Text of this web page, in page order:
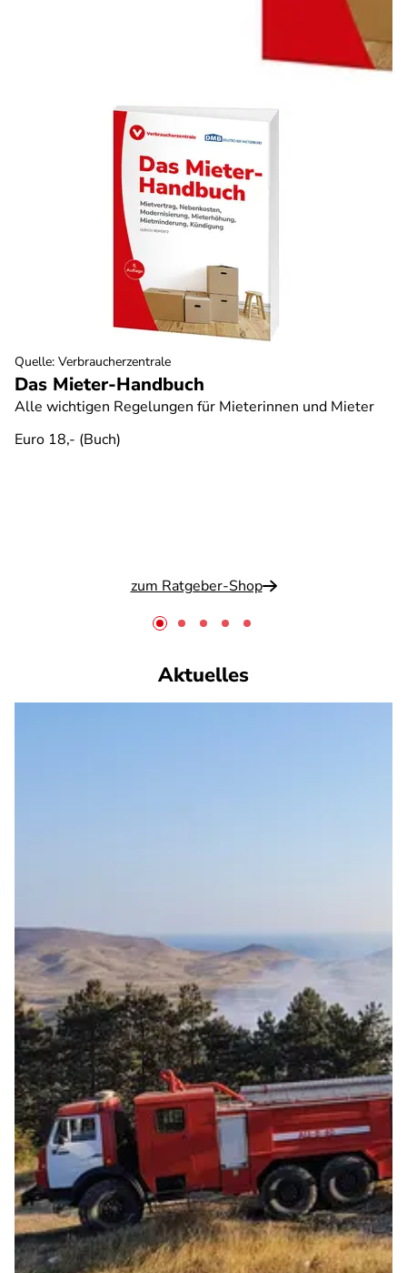
Das Mieter-Handbuch
Alle wichtigen Regelungen für Mieterinnen und Mieter
Euro 18,- (Buch)
zum Ratgeber-Shop
Quelle: Verbraucherzentrale
Aktuelles